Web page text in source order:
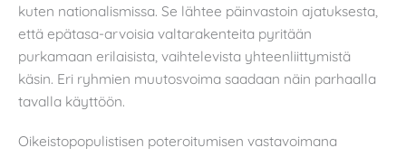
kuten nationalismissa. Se lähtee päinvastoin ajatuksesta,
että epätasa-arvoisia valtarakenteita pyritään
purkamaan erilaisista, vaihtelevista yhteenliittymistä
käsin. Eri ryhmien muutosvoima saadaan näin parhaalla
tavalla käyttöön.
Oikeistopopulistisen poteroitumisen vastavoimana